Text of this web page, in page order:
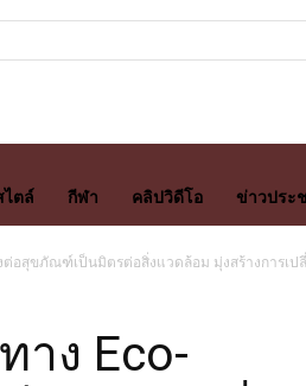
ตล์ กีฬา คลิปวิดีโอ ข่าวประ
ต่อสุขภัณฑ์เป็นมิตรต่อสิ่งแวดล้อม มุ่งสร้างการ
าง Eco-